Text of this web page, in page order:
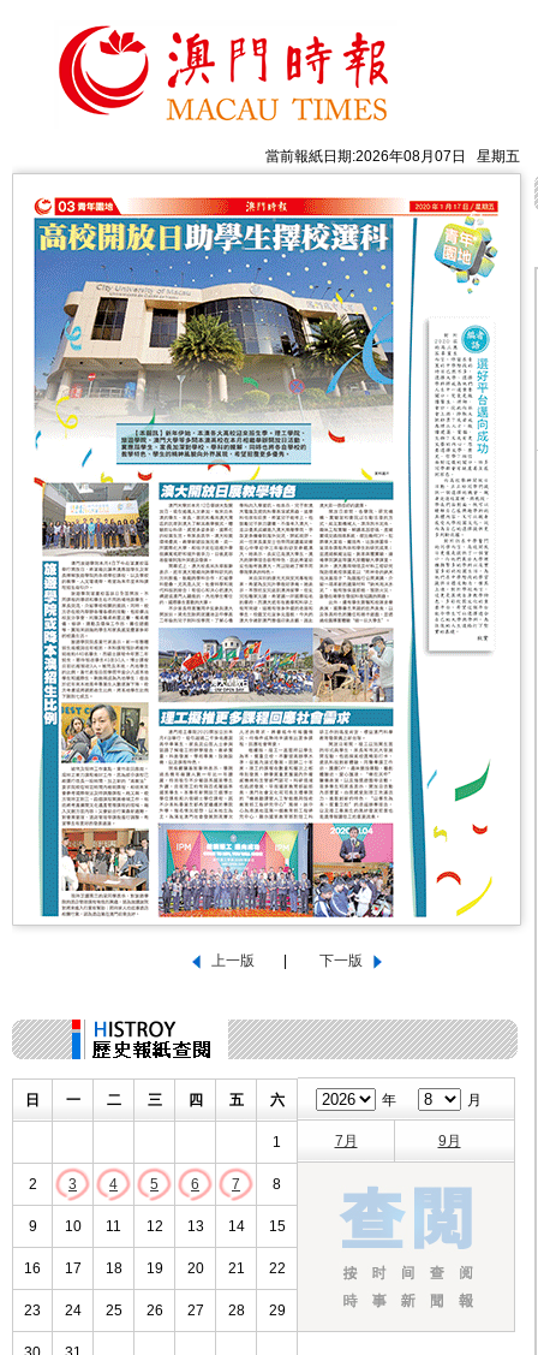
當前報紙日期:2026年08月07日 星期五
日 一 二 三 四 五 六
1
2 3 4 5 6 7 8
9 10 11 12 13 14 15
16 17 18 19 20 21 22
23 24 25 26 27 28 29
年 月
7月 9月